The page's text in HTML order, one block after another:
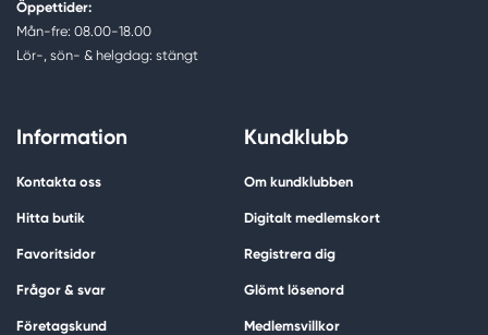
Öppettider:
Mån-fre: 08.00-18.00
Lör-, sön- & helgdag: stängt
Information
Kontakta oss
Hitta butik
Favoritsidor
Frågor & svar
Företagskund
Kundklubb
Om kundklubben
Digitalt medlemskort
Registrera dig
Glömt lösenord
Medlemsvillkor